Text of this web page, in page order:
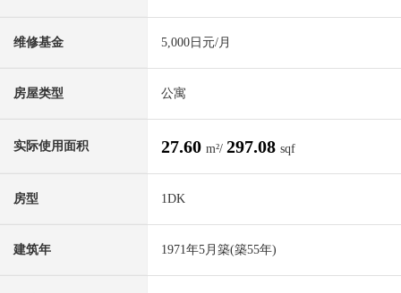
维修基金 5,000日元/月
房屋类型 公寓
实际使用面积 27.60 m²/ 297.08 sqf
房型 1DK
建筑年 1971年5月築(築55年)